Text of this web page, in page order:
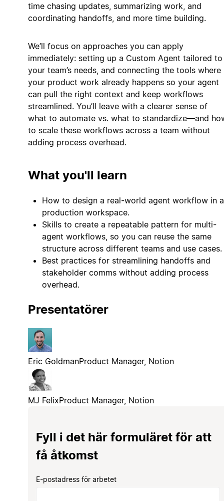
time chasing updates, summarizing work, and
coordinating handoffs, and more time building.
We’ll focus on approaches you can apply
immediately: setting up a Custom Agent tailored to
your team’s needs, and connecting the tools where
your product work already happens so your agent
can pull the right context and keep workflows
streamlined. You’ll leave with a clearer sense of
what to automate vs. what to standardize—and
to scale these workflows across a team without
adding process overhead.
What you'll learn
How to design a real-world agent workflow in a
production workspace.
Skills to create a repeatable pattern for multi-
agent workflows, so you can reuse the same
structure across different teams and use cases.
Best practices for streamlining handoffs and
stakeholder comms without adding process
overhead.
Presentatörer
Eric GoldmanProduct Manager, Notion
MJ FelixProduct Manager, Notion
Fyll i det här formuläret för att
få åtkomst
E-postadress för arbetet